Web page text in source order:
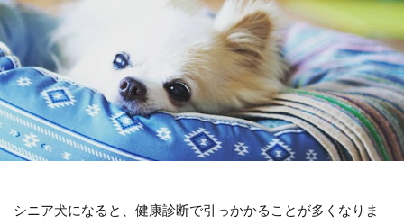
シニア犬になると、健康診断で引っかかることが多くなりま